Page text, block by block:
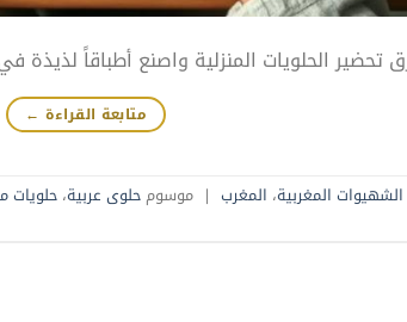
الحلويات المنزلية واصنع أطباقاً لذيذة
متابعة القراءة ←
الشهيوات المغربية، المغرب | موسومحلوى عربية، حلويات